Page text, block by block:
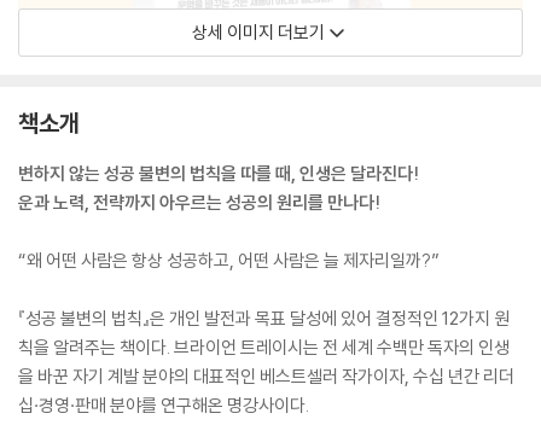
상세 이미지 더보기
책소개
변하지 않는 성공 불변의 법칙을 따를 때, 인생은 달라진다!
운과 노력, 전략까지 아우르는 성공의 원리를 만나다!
“왜 어떤 사람은 항상 성공하고, 어떤 사람은 늘 제자리일까?”
『성공 불변의 법칙』은 개인 발전과 목표 달성에 있어 결정적인 12가지 원
칙을 알려주는 책이다. 브라이언 트레이시는 전 세계 수백만 독자의 인생
을 바꾼 자기 계발 분야의 대표적인 베스트셀러 작가이자, 수십 년간 리더
십·경영·판매 분야를 연구해온 명강사이다.